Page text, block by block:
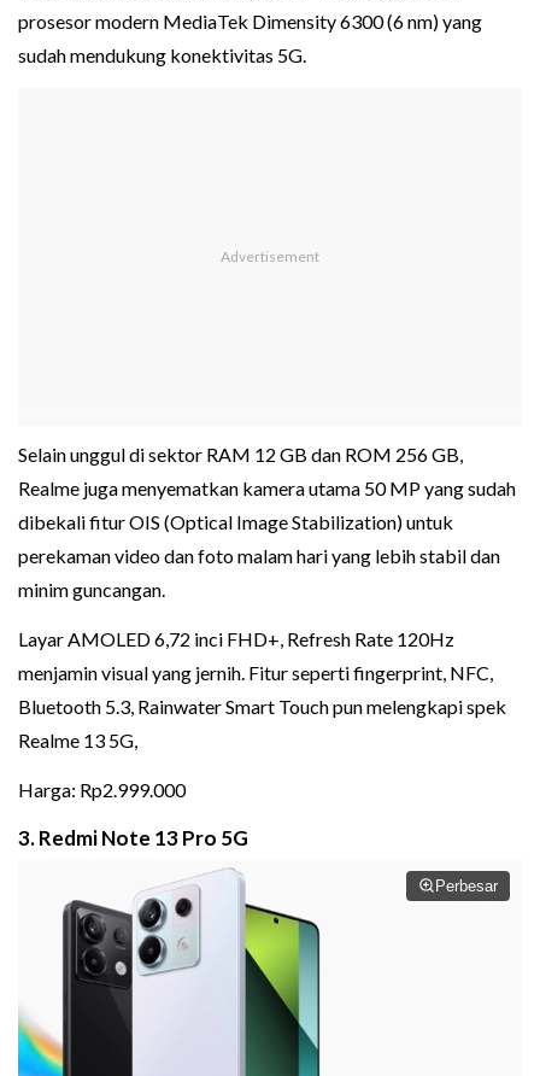
prosesor modern MediaTek Dimensity 6300 (6 nm) yang
sudah mendukung konektivitas 5G.
Selain unggul di sektor RAM 12 GB dan ROM 256 GB,
Realme juga menyematkan kamera utama 50 MP yang sudah
dibekali fitur OIS (Optical Image Stabilization) untuk
perekaman video dan foto malam hari yang lebih stabil dan
minim guncangan.
Layar AMOLED 6,72 inci FHD+, Refresh Rate 120Hz
menjamin visual yang jernih. Fitur seperti fingerprint, NFC,
Bluetooth 5.3, Rainwater Smart Touch pun melengkapi spek
Realme 13 5G,
Harga: Rp2.999.000
3. Redmi Note 13 Pro 5G
Perbesar